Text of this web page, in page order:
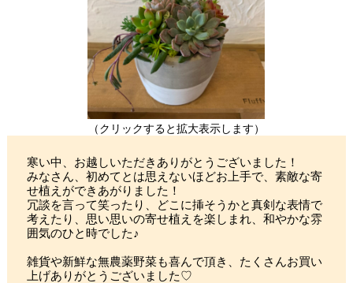
（クリックすると拡大表示します）
寒い中、お越しいただきありがとうございました！
みなさん、初めてとは思えないほどお上手で、素敵な寄
せ植えができあがりました！
冗談を言って笑ったり、どこに挿そうかと真剣な表情で
考えたり、思い思いの寄せ植えを楽しまれ、和やかな雰
囲気のひと時でした♪
雑貨や新鮮な無農薬野菜も喜んで頂き、たくさんお買い
上げありがとうございました♡